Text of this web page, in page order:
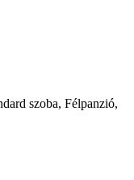
szoba, Félpanzió,